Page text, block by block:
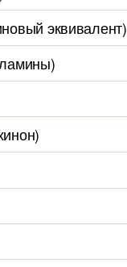
эквивалент)